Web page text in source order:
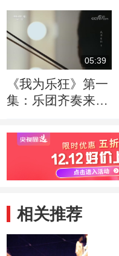
05:39
《我为乐狂》第一
集：乐团齐奏来之
表演是背后无数次
的演练
相关推荐